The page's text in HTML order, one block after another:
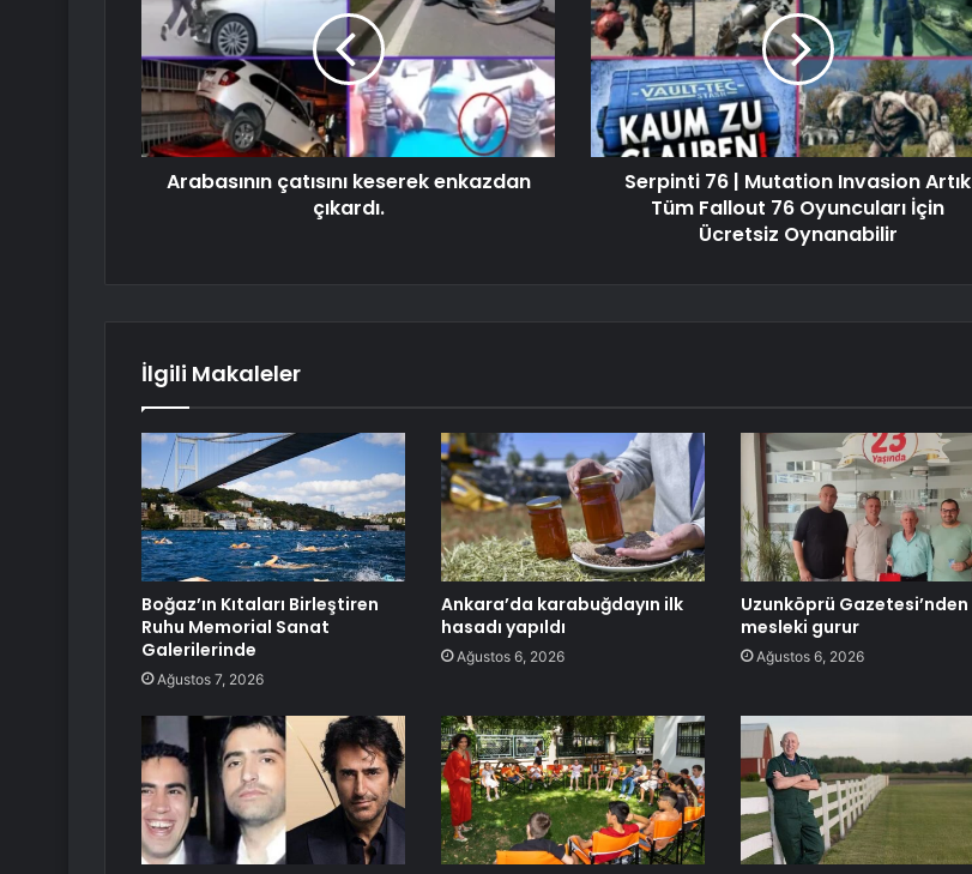
Arabasının çatısını keserek enkazdan
çıkardı.
Serpinti 76 | Mutation Invasion Artık
Tüm Fallout 76 Oyuncuları İçin
Ücretsiz Oynanabilir
İlgili Makaleler
Boğaz’ın Kıtaları Birleştiren
Ruhu Memorial Sanat
Galerilerinde
Ağustos 7, 2026
Ankara’da karabuğdayın ilk
hasadı yapıldı
Ağustos 6, 2026
Uzunköprü Gazetesi’nden
mesleki gurur
Ağustos 6, 2026